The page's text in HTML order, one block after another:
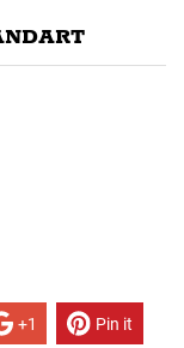
+1 Pin it